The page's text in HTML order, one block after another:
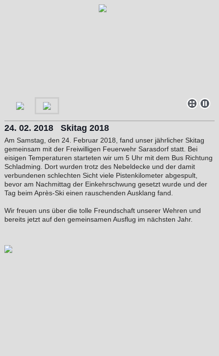
24. 02. 2018 Skitag 2018
Am Samstag, den 24. Februar 2018, fand unser jährlicher Skitag
gemeinsam mit der Freiwilligen Feuerwehr Sarasdorf statt. Bei
eisigen Temperaturen starteten wir um 5 Uhr mit dem Bus Richtung
Schladming. Dort wurden trotz des Nebeldecke und der damit
verbundenen schlechten Sicht viele Pistenkilometer abgespult,
bevor am Nachmittag der Einkehrschwung gesetzt wurde und der
Tag beim Après-Ski einen rauschenden Ausklang fand.
Wir freuen uns über die tolle Freundschaft unserer Wehren und
bereits jetzt auf den gemeinsamen Ausflug im nächsten Jahr.